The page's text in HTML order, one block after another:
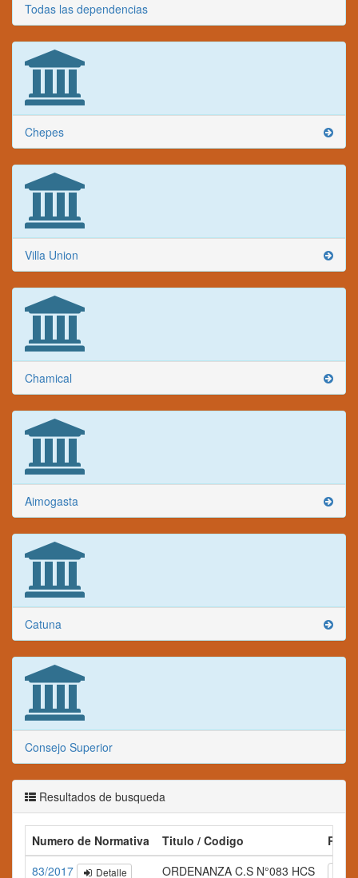
Todas las dependencias
Chepes
Villa Union
Chamical
Aimogasta
Catuna
Consejo Superior
Resultados de busqueda
Numero de Normativa Titulo / Codigo
83/2017
Detalle ORDENANZA C.S N°083 HCS